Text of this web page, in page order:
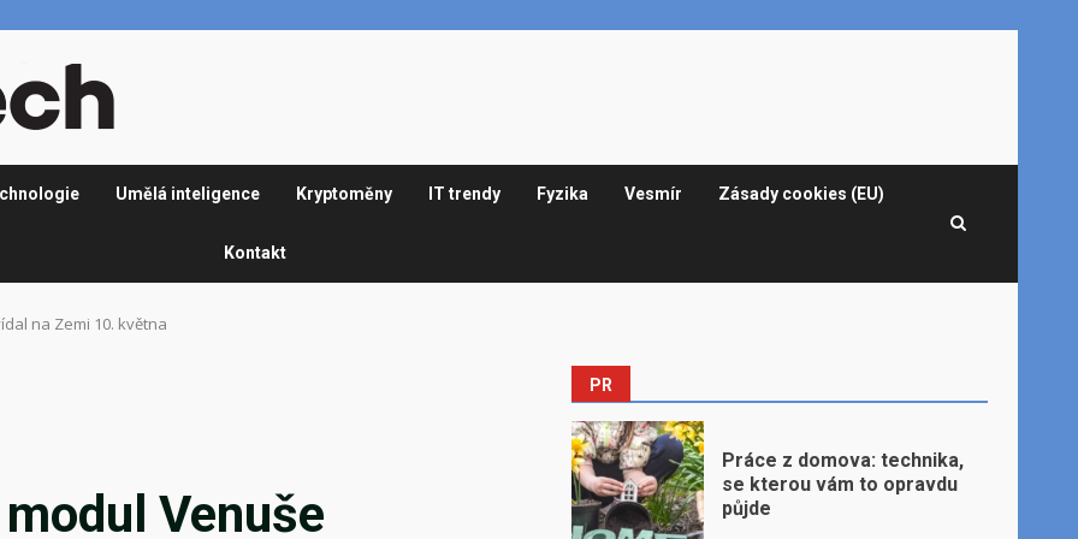
Umělá inteligence Kryptoměny IT trendy Fyzika Vesmír Zásady cookies (EU)
Kontakt
na Zemi 10. května
Venuše
PR
Práce z domova: technika,
se kterou vám to opravdu
půjde